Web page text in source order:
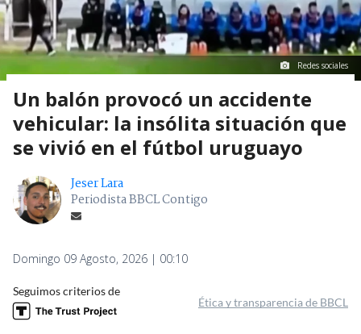
Redes sociales
Un balón provocó un accidente
vehicular: la insólita situación que
se vivió en el fútbol uruguayo
Jeser Lara
Periodista BBCL Contigo
Domingo 09 Agosto, 2026 | 00:10
Seguimos criterios de
Ética y transparencia de BBCL